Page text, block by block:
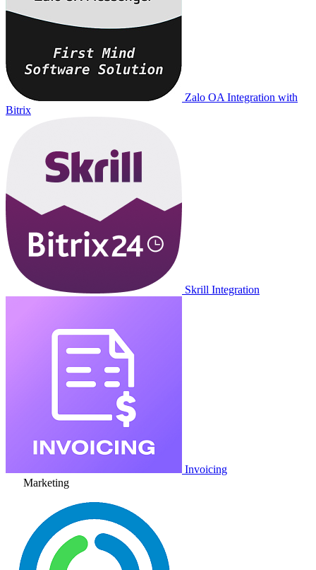
Zalo OA Integration with
Bitrix
Skrill Integration
Invoicing
Marketing